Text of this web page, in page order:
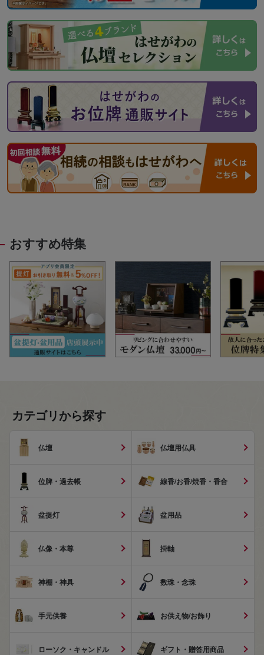
おすすめ特集
カテゴリから探す
仏壇 仏壇用仏具
位牌・過去帳 線香/お香/焼香・香合
盆提灯 盆用品
仏像・本尊 掛軸
神棚・神具 数珠・念珠
手元供養 お供え物/お飾り
ローソク・キャンドル ギフト・贈答用商品